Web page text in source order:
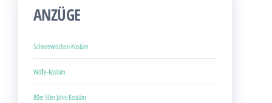
ANZÜGE
Schneewittchen-Kostüm
Wölfe-Kostüm
80er 90er Jahre Kostüm